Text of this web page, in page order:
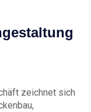
zeichnet sich